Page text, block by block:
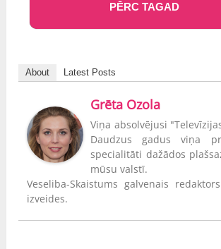
PĒRC TAGAD
About Latest Posts
Grēta Ozola
Viņa absolvējusi
Daudzus gadus viņa
specialitāti dažādos
mūsu valstī.
Veseliba-Skaistums galvenais
izveides.